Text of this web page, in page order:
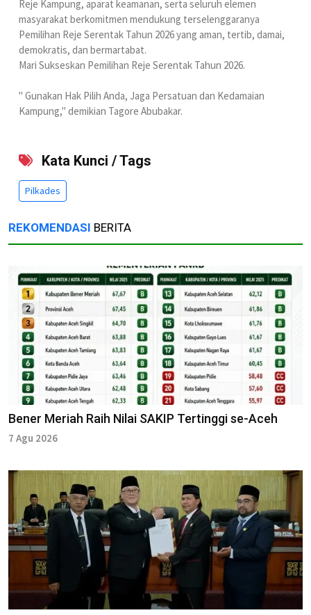
Reje Kampung, aparat keamanan, serta seluruh elemen
masyarakat berkomitmen mendukung terselenggaranya
Pemilihan Reje Serentak Tahun 2026 yang aman, tertib, damai,
demokratis, dan bermartabat.
Mari Sukseskan Pemilihan Reje Serentak Tahun 2026.
" Gunakan Hak Pilih Anda, Jaga Persatuan dan Kedamaian
Kampung," demikian Tagore Abubakar.
Kata Kunci / Tags
Pilkades
REKOMENDASI BERITA
Bener Meriah Raih Nilai SAKIP Tertinggi se-Aceh
7 Agu 2026